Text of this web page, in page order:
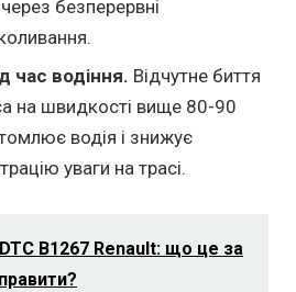
безперервні
час водіння. Відчутне биття
на швидкості вище 80-90
водія і знижує
уваги на трасі.
DTC B1267 Renault: що це за